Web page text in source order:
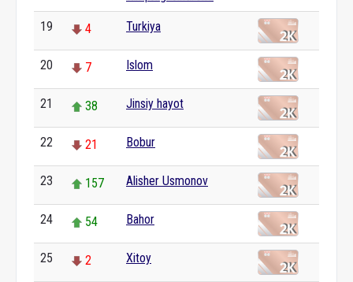
19 4 Turkiya
20 7 Islom
21 38 Jinsiy hayot
22 21 Bobur
23 157 Alisher Usmonov
24 54 Bahor
25 2 Xitoy